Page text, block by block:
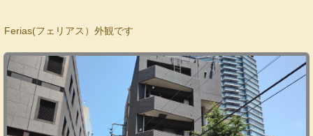
Ferias(フェリアス）外観です